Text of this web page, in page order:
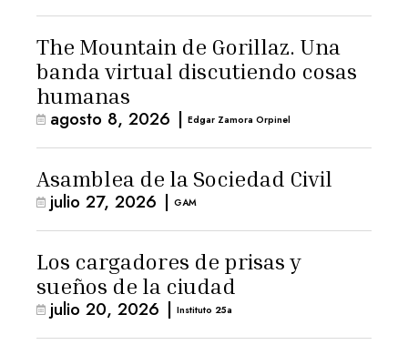
The Mountain de Gorillaz. Una
banda virtual discutiendo cosas
humanas
agosto 8, 2026 | Edgar Zamora Orpinel
Asamblea de la Sociedad Civil
julio 27, 2026 | GAM
Los cargadores de prisas y
sueños de la ciudad
julio 20, 2026 | Instituto 25a